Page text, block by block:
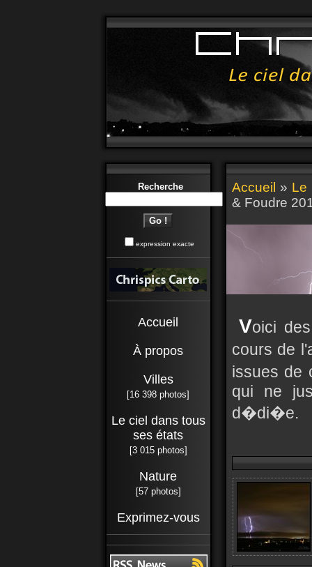
Recherche
expression exacte
Accueil
À propos
Villes
[16 398 photos]
Le ciel dans tous
ses états
[3 015 photos]
Nature
[57 photos]
Exprimez-vous
Accueil » Le
& Foudre
Voici
cours de
issues de
qui ne
d�di�e.